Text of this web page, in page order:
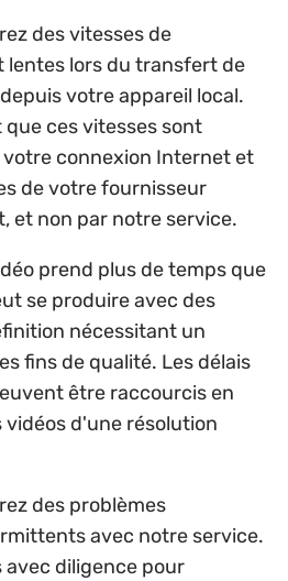
des vitesses de
lentes lors du transfert de
votre appareil local.
que ces vitesses sont
connexion Internet et
de votre fournisseur
et non par notre service.
prend plus de temps que
se produire avec des
nécessitant un
fins de qualité. Les délais
être raccourcis en
d'une résolution
des problèmes
avec notre service.
avec diligence pour